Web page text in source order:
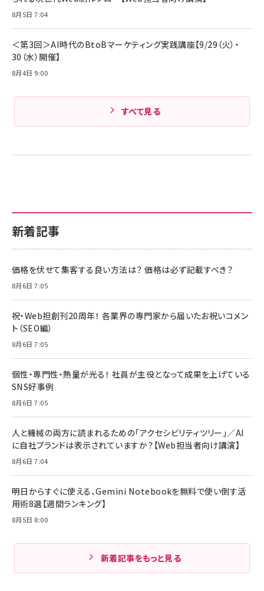
新着記事
価格を伏せて集客する良い方法は？ 価格は必ず記載すべき？
8月6日 7:05
祝・Web担創刊20周年！ 各業界の専門家から届いたお祝いコメン
ト（SEO編）
8月6日 7:05
個性・専門性・熱量が光る！ 社員が主役となって成果を上げている
SNS好事例
8月6日 7:05
人と機械の両方に読まれるための「アクセシビリティツリー」／AI
に自社ブランドは表示されていますか？【Web担当者向け講演】
8月6日 7:04
明日からすぐに使える、Gemini Notebookを無料で使い倒す活
用術8選【週間ランキング】
8月5日 8:00
新着記事をもっと見る
8月5日 7:04
＜第3回＞AI時代のBtoBマーケティング実践講座【9/29（火）・
30（水）開催】
8月4日 9:00
すべて見る